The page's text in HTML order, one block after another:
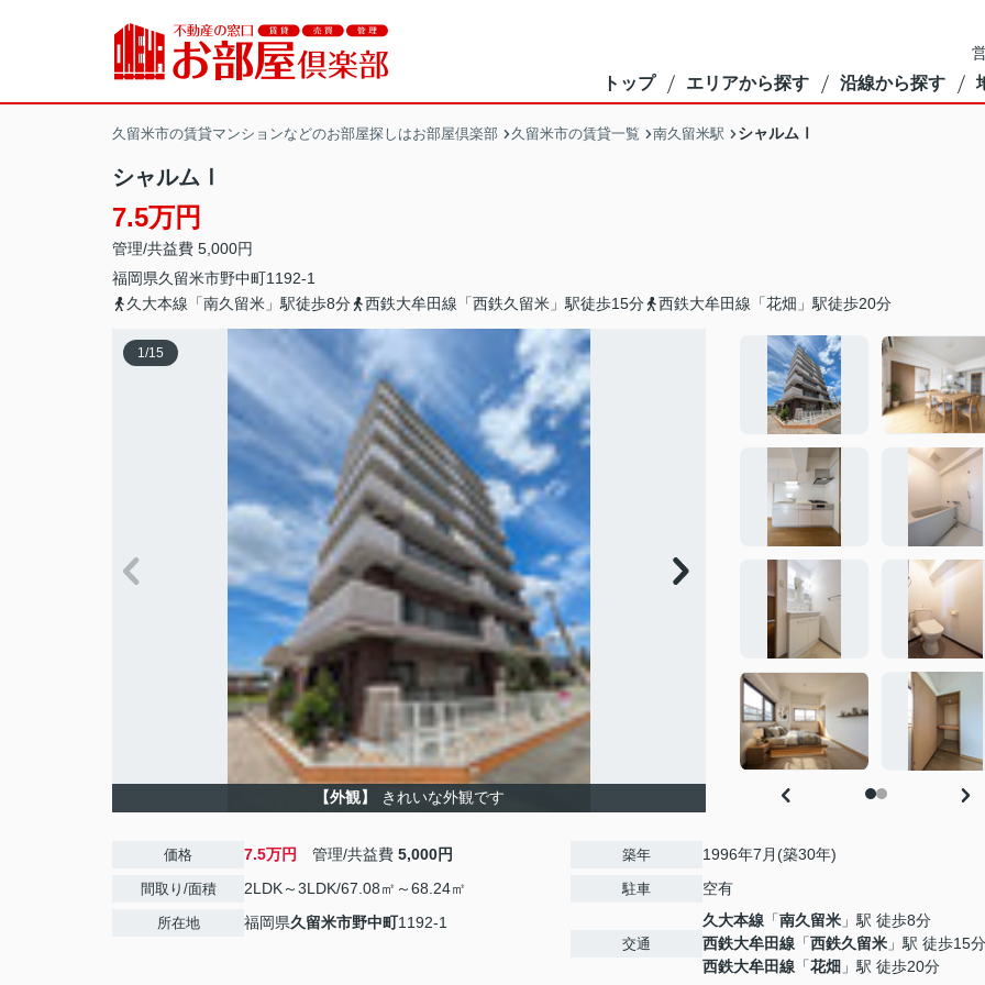
トップ エリアから探す 沿線から探す
久留米市の賃貸マンションなどのお部屋探しはお部屋倶楽部 久留米市の賃貸一覧 南久留米駅 シャルムⅠ
シャルムⅠ
7.5万円
管理/共益費 5,000円
福岡県久留米市野中町1192-1
久大本線「南久留米」駅徒歩8分
西鉄大牟田線「西鉄久留米」駅徒歩15分 西鉄大牟田線「花畑」駅徒歩20分
1/15
【外観】 きれいな外観です
価格 7.5万円 管理/共益費 5,000円
間取り/面積 2LDK～3LDK/67.08㎡～68.24㎡
所在地 福岡県久留米市野中町1192-1
築年 1996年7月(築30年)
駐車 空有
交通
久大本線 「南久留米 」駅 徒歩8分
西鉄大牟田線 「西鉄久留米 」駅 徒歩15分
西鉄大牟田線 「花畑 」駅 徒歩20分